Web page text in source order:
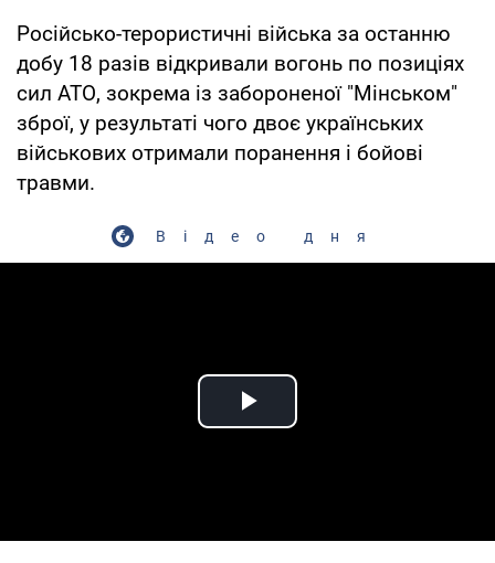
Російсько-терористичні війська за останню
добу 18 разів відкривали вогонь по позиціях
сил АТО, зокрема із забороненої "Мінськом"
зброї, у результаті чого двоє українських
військових отримали поранення і бойові
травми.
Відео дня
Play Video